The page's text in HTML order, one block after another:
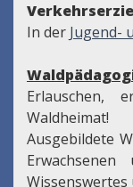
In der Jugend-
Erlauschen,
Waldheimat!
Ausgebildete